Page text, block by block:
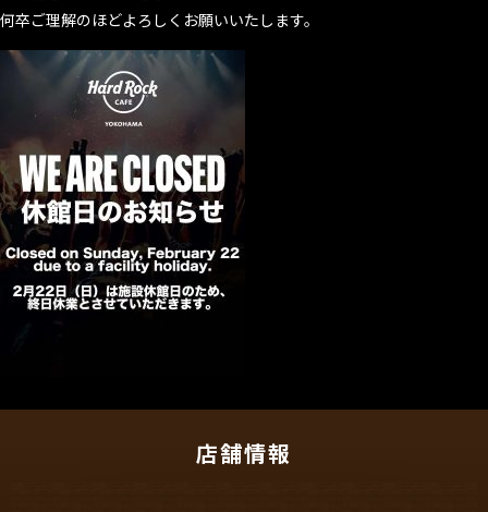
何卒ご理解のほどよろしくお願いいたします。
店舗情報